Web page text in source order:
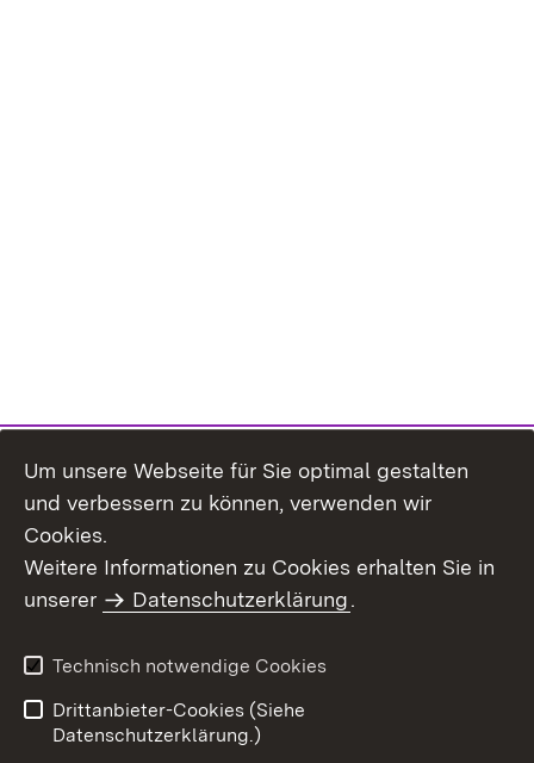
Benutzungshinweise
Erklärung zur
Um unsere Webseite für Sie optimal gestalten
und verbessern zu können, verwenden wir
Cookies.
Weitere Informationen zu Cookies erhalten Sie in
unserer
Datenschutzerklärung.
Technisch notwendige Cookies
Drittanbieter-Cookies (Siehe
Datenschutzerklärung.)